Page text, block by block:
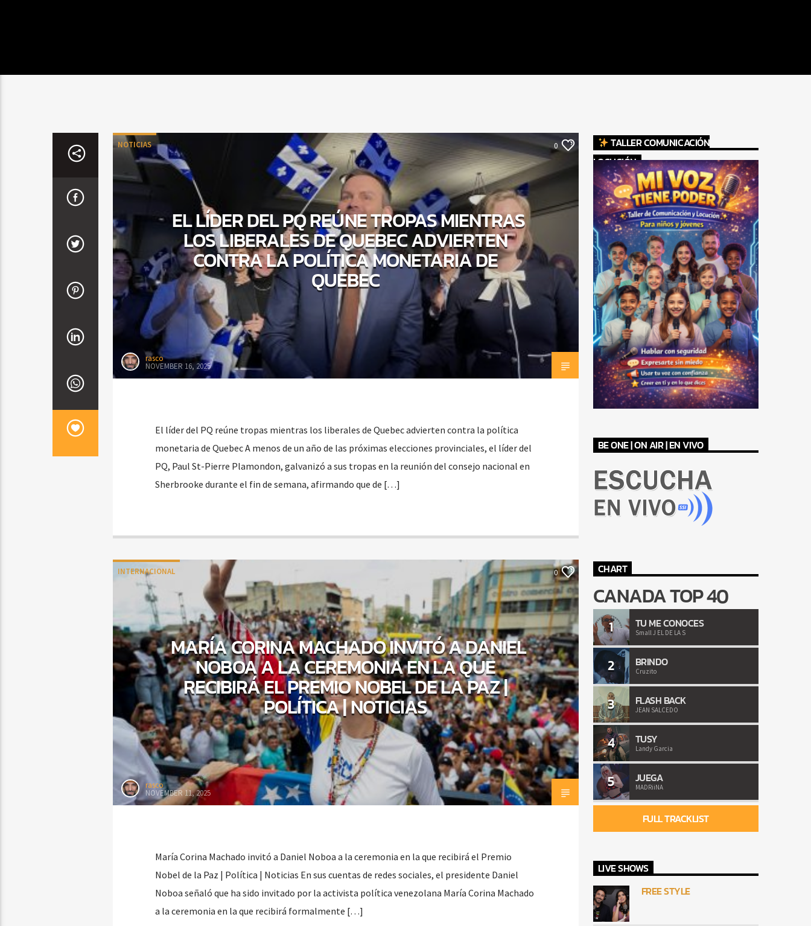
NOTICIAS 0
EL LÍDER DEL PQ REÚNE TROPAS MIENTRAS
LOS LIBERALES DE QUEBEC ADVIERTEN
CONTRA LA POLÍTICA MONETARIA DE
QUEBEC
rasco
NOVEMBER 16, 2025
El líder del PQ reúne tropas mientras los liberales de Quebec advierten contra la política
monetaria de Quebec A menos de un año de las próximas elecciones provinciales, el líder del
PQ, Paul St-Pierre Plamondon, galvanizó a sus tropas en la reunión del consejo nacional en
Sherbrooke durante el fin de semana, afirmando que de […]
INTERNACIONAL 0
MARÍA CORINA MACHADO INVITÓ A DANIEL
NOBOA A LA CEREMONIA EN LA QUE
RECIBIRÁ EL PREMIO NOBEL DE LA PAZ |
POLÍTICA | NOTICIAS
rasco
NOVEMBER 11, 2025
María Corina Machado invitó a Daniel Noboa a la ceremonia en la que recibirá el Premio
Nobel de la Paz | Política | Noticias En sus cuentas de redes sociales, el presidente Daniel
Noboa señaló que ha sido invitado por la activista política venezolana María Corina Machado
a la ceremonia en la que recibirá formalmente […]
TALLER COMUNICACIÓN
LOCUCIÓN
BE ONE | ON AIR | EN VIVO
CHART
CANADA TOP 40
1 TU ME CONOCES
Small J EL DE LA S
2 BRINDO
Cruzito
3 FLASH BACK
JEAN SALCEDO
4 TUSY
Landy Garcia
5 JUEGA
MADRiiNA
FULL TRACKLIST
LIVE SHOWS
FREE STYLE